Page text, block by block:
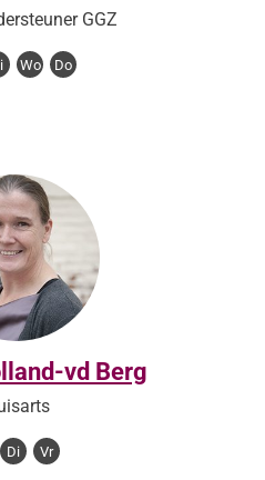
GGZ
Wo Do
vd Berg
Di Vr